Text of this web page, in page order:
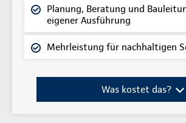
Planung, Beratung und
eigener Ausführung
Mehrleistung für nachhaltigen
Was kostet das?